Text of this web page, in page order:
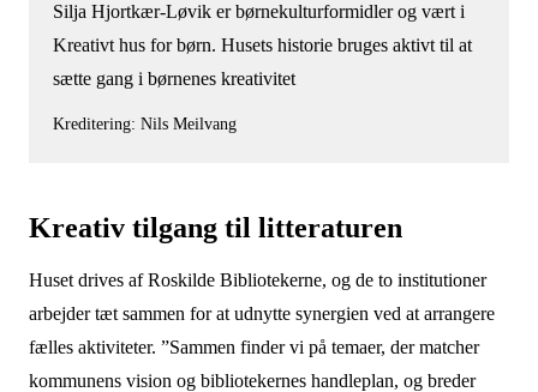
Silja Hjortkær-Løvik er børnekulturformidler og vært i
Kreativt hus for børn. Husets historie bruges aktivt til at
sætte gang i børnenes kreativitet
Kreditering: Nils Meilvang
Kreativ tilgang til litteraturen
Huset drives af Roskilde Bibliotekerne, og de to institutioner
arbejder tæt sammen for at udnytte synergien ved at arrangere
fælles aktiviteter. ”Sammen finder vi på temaer, der matcher
kommunens vision og bibliotekernes handleplan, og breder